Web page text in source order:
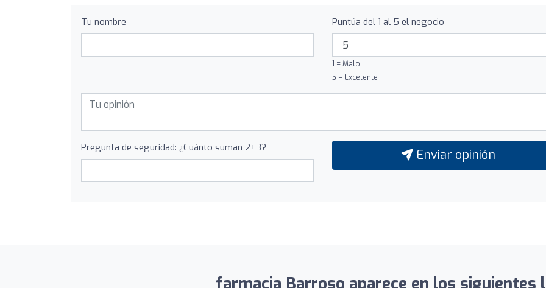
Tu nombre Puntúa del 1 al 5 el negocio
1 = Malo
5 = Excelente
Pregunta de seguridad: ¿Cuánto suman 2+3? Enviar opinión